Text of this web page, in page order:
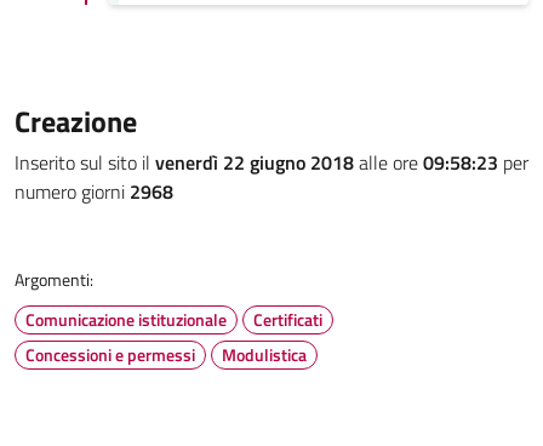
Creazione
Inserito sul sito il venerdì 22 giugno 2018alle ore09:58:23 per
numero giorni 2968
Argomenti:
Comunicazione istituzionale
Certificati
Concessioni e permessi
Modulistica